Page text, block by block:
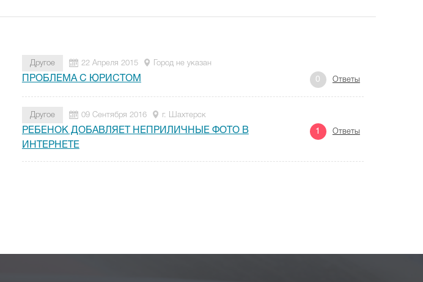
Другое 22 Апреля 2015 Город не указан
ПРОБЛЕМА С ЮРИСТОМ 0 Ответы
Другое 09 Сентября 2016 г. Шахтерск
РЕБЕНОК ДОБАВЛЯЕТ НЕПРИЛИЧНЫЕ ФОТО В
ИНТЕРНЕТЕ
1 Ответы